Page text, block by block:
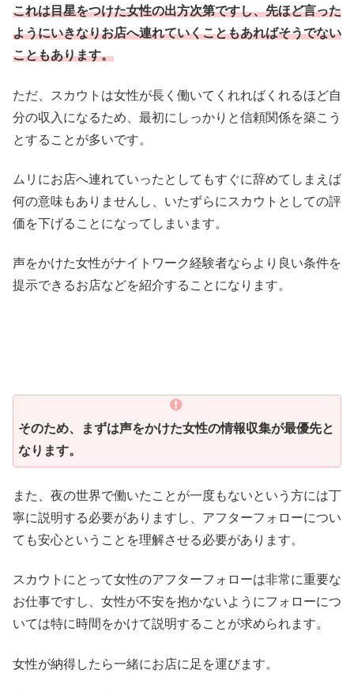
これは目星をつけた女性の出方次第ですし、先ほど言った
ようにいきなりお店へ連れていくこともあればそうでない
こともあります。
ただ、スカウトは女性が長く働いてくれればくれるほど自
分の収入になるため、最初にしっかりと信頼関係を築こう
とすることが多いです。
ムリにお店へ連れていったとしてもすぐに辞めてしまえば
何の意味もありませんし、いたずらにスカウトとしての評
価を下げることになってしまいます。
声をかけた女性がナイトワーク経験者ならより良い条件を
提示できるお店などを紹介することになります。
そのため、まずは声をかけた女性の情報収集が最優先と
なります。
また、夜の世界で働いたことが一度もないという方には丁
寧に説明する必要がありますし、アフターフォローについ
ても安心ということを理解させる必要があります。
スカウトにとって女性のアフターフォローは非常に重要な
お仕事ですし、女性が不安を抱かないようにフォローにつ
いては特に時間をかけて説明することが求められます。
女性が納得したら一緒にお店に足を運びます。